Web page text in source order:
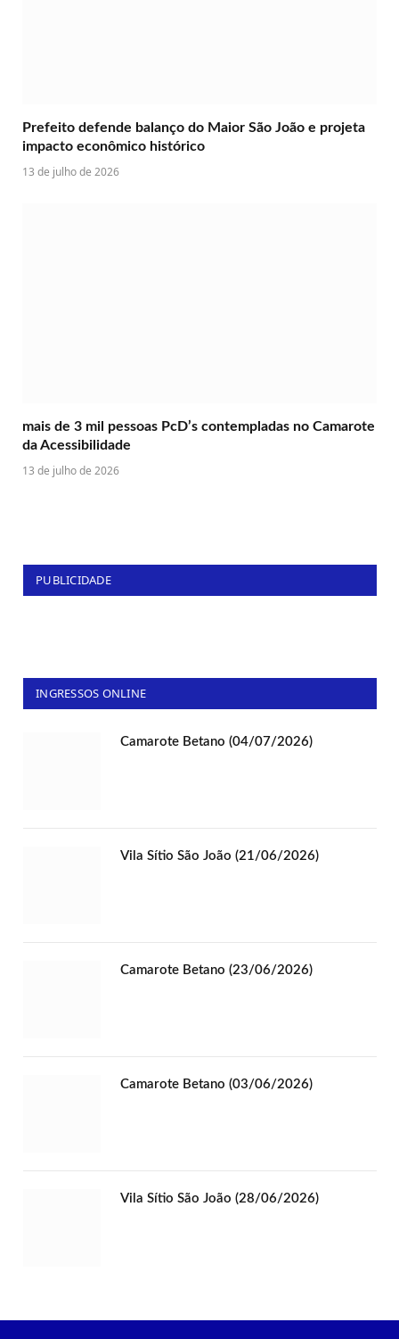
Prefeito defende balanço do Maior São João e projeta
impacto econômico histórico
13 de julho de 2026
mais de 3 mil pessoas PcD’s contempladas no Camarote
da Acessibilidade
13 de julho de 2026
PUBLICIDADE
INGRESSOS ONLINE
Camarote Betano (04/07/2026)
Vila Sítio São João (21/06/2026)
Camarote Betano (23/06/2026)
Camarote Betano (03/06/2026)
Vila Sítio São João (28/06/2026)